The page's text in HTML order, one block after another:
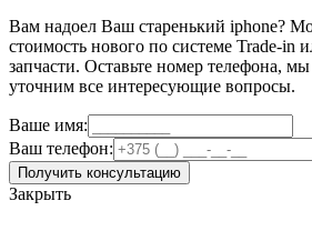
Вам надоел Ваш старенький iphone?
стоимость нового по системе Trade-in
запчасти. Оставьте номер телефона,
уточним все интересующие вопросы.
Ваше имя:
Ваш телефон:
Получить консультацию
Закрыть